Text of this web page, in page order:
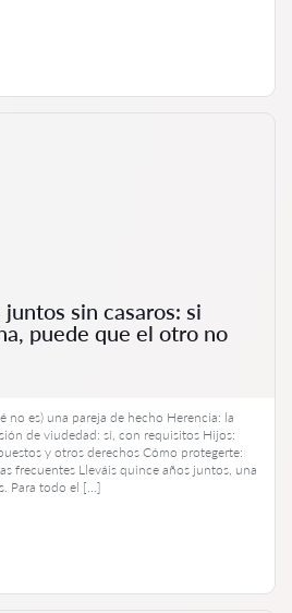
sin casaros: si
puede que el otro no
no es) una pareja de hecho Herencia: la
de viudedad: sí, con requisitos Hijos:
y otros derechos Cómo protegerte:
frecuentes Lleváis quince años juntos, una
Para todo el […]